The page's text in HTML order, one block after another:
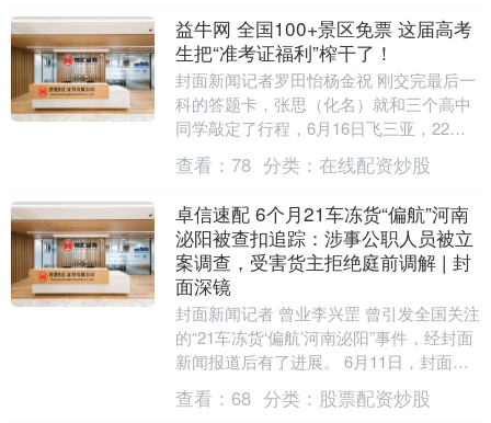
益牛网 全国100+景区免票 这届高考
生把“准考证福利”榨干了！
封面新闻记者罗田怡杨金祝 刚交完最后一
科的答题卡，张思（化名）就和三个高中
同学敲定了行程，6月16日飞三亚，22日
返程，7天6夜，“终于能好好放松下了。”6
月1....
查看： 78 分类： 在线配资炒股
卓信速配 6个月21车冻货“偏航”河南
泌阳被查扣追踪：涉事公职人员被立
案调查，受害货主拒绝庭前调解 | 封
面深镜
封面新闻记者 曾业李兴罡 曾引发全国关注
的“21车冻货‘偏航’河南泌阳”事件，经封面
新闻报道后有了进展。 6月11日，封面新
闻记者从泌阳县纪检部门获悉，涉事的
泌....
查看： 68 分类： 股票配资炒股